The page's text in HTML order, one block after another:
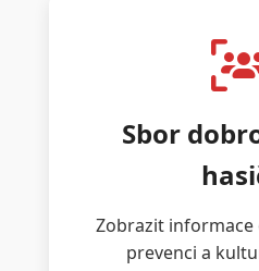
Sbor
Zobrazit
prevenci a